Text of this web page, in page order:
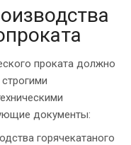
проката должно
документы:
горячекатаного